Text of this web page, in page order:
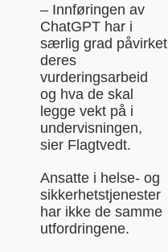
– Innføringen av
ChatGPT har i
særlig grad påvirket
deres
vurderingsarbeid
og hva de skal
legge vekt på i
undervisningen,
sier Flagtvedt.
Ansatte i helse- og
sikkerhetstjenester
har ikke de samme
utfordringene.